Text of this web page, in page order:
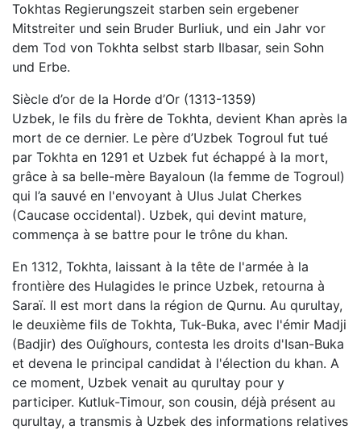
Tokhtas Regierungszeit starben sein ergebener
Mitstreiter und sein Bruder Burliuk, und ein Jahr vor
dem Tod von Tokhta selbst starb Ilbasar, sein Sohn
und Erbe.
Siècle d’or de la Horde d’Or (1313-1359)
Uzbek, le fils du frère de Tokhta, devient Khan après la
mort de ce dernier. Le père d’Uzbek Togroul fut tué
par Tokhta en 1291 et Uzbek fut échappé à la mort,
grâce à sa belle-mère Bayaloun (la femme de Togroul)
qui l’a sauvé en l'envoyant à Ulus Julat Cherkes
(Caucase occidental). Uzbek, qui devint mature,
commença à se battre pour le trône du khan.
En 1312, Tokhta, laissant à la tête de l'armée à la
frontière des Hulagides le prince Uzbek, retourna à
Saraï. Il est mort dans la région de Qurnu. Au qurultay,
le deuxième fils de Tokhta, Tuk-Buka, avec l'émir Madji
(Badjir) des Ouïghours, contesta les droits d'Isan-Buka
et devena le principal candidat à l'élection du khan. A
ce moment, Uzbek venait au qurultay pour y
participer. Kutluk-Timour, son cousin, déjà présent au
qurultay, a transmis à Uzbek des informations relatives